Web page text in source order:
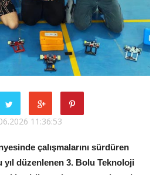
11:36:53
çalışmalarını sürdüren
yıl düzenlenen 3. Bolu Teknoloji